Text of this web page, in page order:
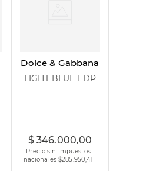
Dolce & Gabbana
LIGHT BLUE EDP
$ 346.000,00
Precio sin Impuestos
nacionales $285.950,41